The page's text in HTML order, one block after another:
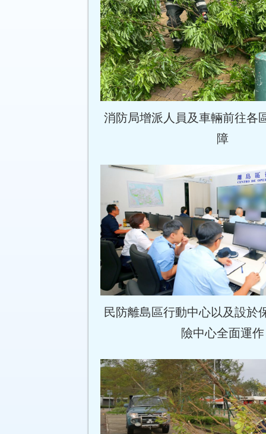
消防局增派人員及車輛前往各
障
民防離島區行動中心以及設於
險中心全面運作